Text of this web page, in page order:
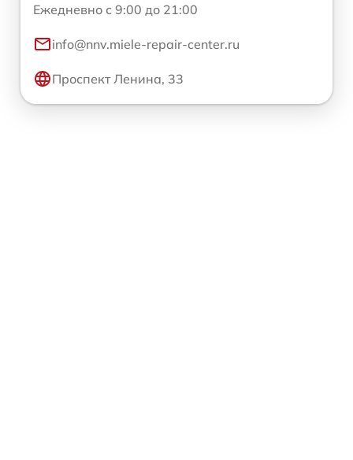
Ежедневно с 9:00 до 21:00
info@nnv.miele-repair-center.ru
Проспект Ленина, 33